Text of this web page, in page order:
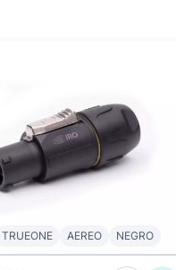
TRUEONE AEREO NEGRO